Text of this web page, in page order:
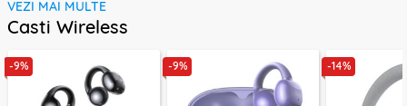
VEZI MAI MULTE
Casti Wireless
-9% -9% -14%